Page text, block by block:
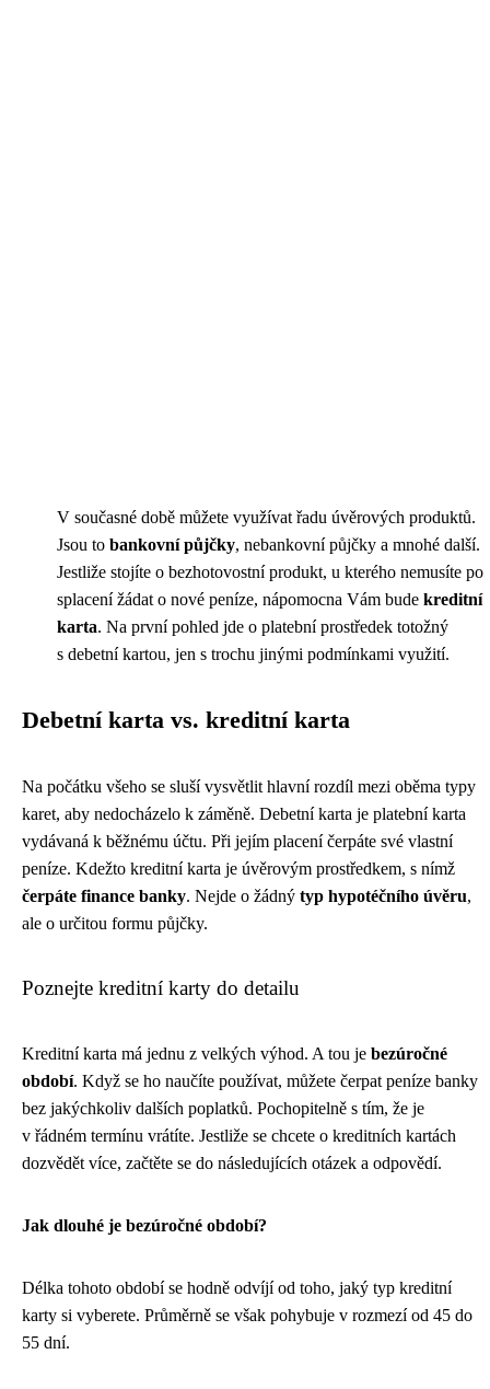
V současné době můžete využívat řadu úvěrových produktů.
Jsou to bankovní půjčky, nebankovní půjčky a mnohé další.
Jestliže stojíte o bezhotovostní produkt, u kterého nemusíte po
splacení žádat o nové peníze, nápomocna Vám bude kreditní
karta. Na první pohled jde o platební prostředek totožný
s debetní kartou, jen s trochu jinými podmínkami využití.
Debetní karta vs. kreditní karta
Na počátku všeho se sluší vysvětlit hlavní rozdíl mezi oběma typy
karet, aby nedocházelo k záměně. Debetní karta je platební karta
vydávaná k běžnému účtu. Při jejím placení čerpáte své vlastní
peníze. Kdežto kreditní karta je úvěrovým prostředkem, s nímž
čerpáte finance banky. Nejde o žádný typ hypotéčního úvěru,
ale o určitou formu půjčky.
Poznejte kreditní karty do detailu
Kreditní karta má jednu z velkých výhod. A tou je bezúročné
období. Když se ho naučíte používat, můžete čerpat peníze banky
bez jakýchkoliv dalších poplatků. Pochopitelně s tím, že je
v řádném termínu vrátíte. Jestliže se chcete o kreditních kartách
dozvědět více, začtěte se do následujících otázek a odpovědí.
Jak dlouhé je bezúročné období?
Délka tohoto období se hodně odvíjí od toho, jaký typ kreditní
karty si vyberete. Průměrně se však pohybuje v rozmezí od 45 do
55 dní.